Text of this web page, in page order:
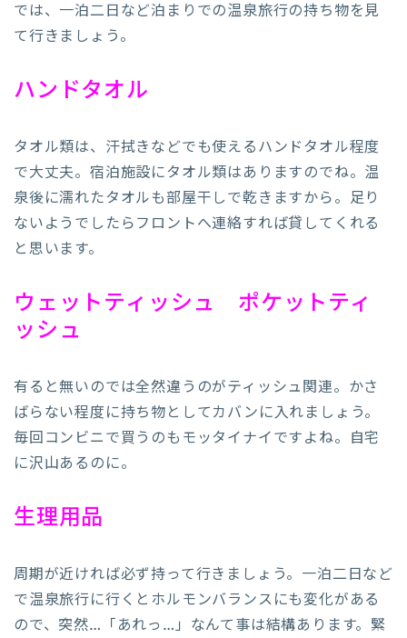
では、一泊二日など泊まりでの温泉旅行の持ち物を見
て行きましょう。
ハンドタオル
タオル類は、汗拭きなどでも使えるハンドタオル程度
で大丈夫。宿泊施設にタオル類はありますのでね。温
泉後に濡れたタオルも部屋干しで乾きますから。足り
ないようでしたらフロントへ連絡すれば貸してくれる
と思います。
ウェットティッシュ ポケットティ
ッシュ
有ると無いのでは全然違うのがティッシュ関連。かさ
ばらない程度に持ち物としてカバンに入れましょう。
毎回コンビニで買うのもモッタイナイですよね。自宅
に沢山あるのに。
生理用品
周期が近ければ必ず持って行きましょう。一泊二日など
で温泉旅行に行くとホルモンバランスにも変化がある
ので、突然…「あれっ…」なんて事は結構あります。緊